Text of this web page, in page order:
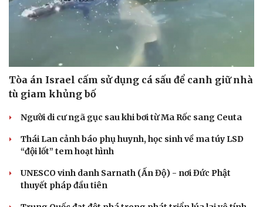
Tòa án Israel cấm sử dụng cá sấu để canh giữ nhà
tù giam khủng bố
Người di cư ngã gục sau khi bơi từ Ma Rốc sang Ceuta
Thái Lan cảnh báo phụ huynh, học sinh về ma túy LSD
“đội lốt” tem hoạt hình
UNESCO vinh danh Sarnath (Ấn Độ) - nơi Đức Phật
thuyết pháp đầu tiên